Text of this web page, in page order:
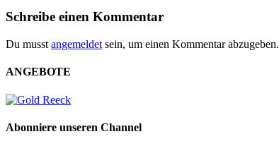
Schreibe einen Kommentar
Du musst angemeldet sein, um einen Kommentar abzugeben.
ANGEBOTE
Abonniere unseren Channel